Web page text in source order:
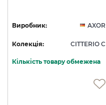
Виробник: AXOR
Колекція: CITTERIO C
Кількість товару обмежена